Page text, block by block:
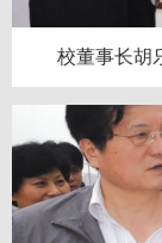
校董事长胡